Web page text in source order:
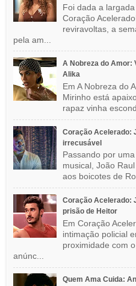
Foi dada a
Coração
reviravoltas, a
pela am...
A Nobreza do Amor:
Alika
Em A Nobreza do
Mirinho está
rapaz vinha
Coração Acelerado:
irrecusável
Passando por
musical, João
aos boicotes de
Coração Acelerado:
prisão de Heitor
Em Coração
intimação policial
proximidade com
anúnc...
Quem Ama Cuida: